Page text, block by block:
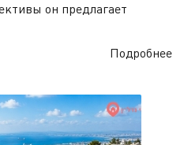
он предлагает
Подробнее